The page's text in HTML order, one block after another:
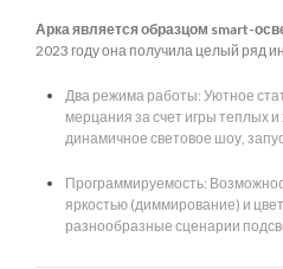
Арка является образцом smart-
2023 году она получила целый ряд
Два режима работы: Уютное
мерцания за счет игры теплых
динамичное световое шоу,
Программируемость:
яркостью (диммирование) и
разнообразные сценарии